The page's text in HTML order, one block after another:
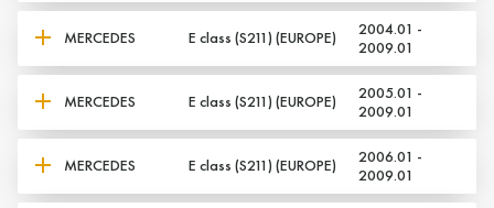
MERCEDES E class (S211) (EUROPE)
2004.01 -
2009.01
MERCEDES E class (S211) (EUROPE)
2005.01 -
2009.01
MERCEDES E class (S211) (EUROPE)
2006.01 -
2009.01